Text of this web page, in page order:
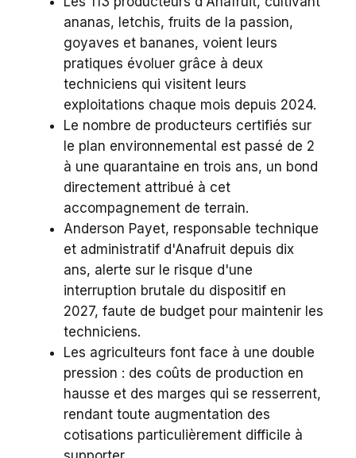
ananas, letchis, fruits de la passion,
goyaves et bananes, voient leurs
pratiques évoluer grâce à deux
techniciens qui visitent leurs
exploitations chaque mois depuis 2024.
Le nombre de producteurs certifiés sur
le plan environnemental est passé de 2
à une quarantaine en trois ans, un bond
directement attribué à cet
accompagnement de terrain.
Anderson Payet, responsable technique
et administratif d'Anafruit depuis dix
ans, alerte sur le risque d'une
interruption brutale du dispositif en
2027, faute de budget pour maintenir les
techniciens.
Les agriculteurs font face à une double
pression : des coûts de production en
hausse et des marges qui se resserrent,
rendant toute augmentation des
cotisations particulièrement difficile à